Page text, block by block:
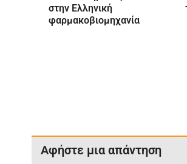
στην Ελληνική
φαρμακοβιομηχανία
Αφήστε μια απάντηση